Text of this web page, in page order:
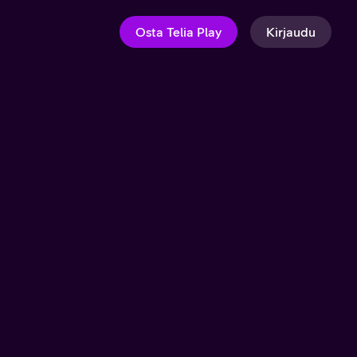
Osta Telia Play Kirjaudu